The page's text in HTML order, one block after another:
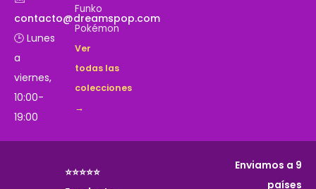
contacto@dreamspop.com
🕒 Lunes
a
viernes,
10:00-
19:00
Funko
Pokémon
Ver
todas las
colecciones
→
⭐⭐⭐⭐⭐
Enviamos a 9
países